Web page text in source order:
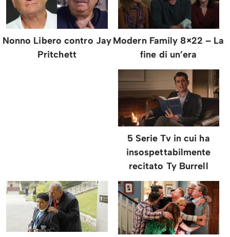
Nonno Libero contro Jay
Pritchett
Modern Family 8×22 – La
fine di un’era
5 Serie Tv in cui ha
insospettabilmente
recitato Ty Burrell